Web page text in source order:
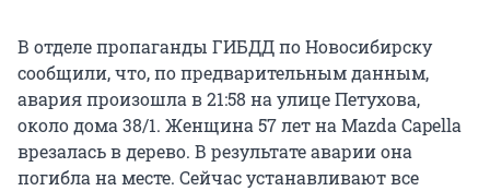
В отделе пропаганды ГИБДД по Новосибирску
сообщили, что, по предварительным данным,
авария произошла в 21:58 на улице Петухова,
около дома 38/1. Женщина 57 лет на Mazda Capella
врезалась в дерево. В результате аварии она
погибла на месте. Сейчас устанавливают все